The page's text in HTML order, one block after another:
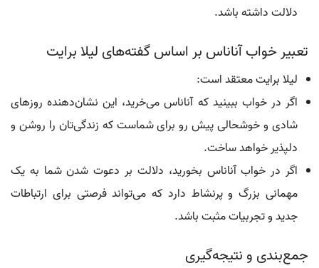
دلالت داشته باشد.
تعبیر خواب آناناس بر اساس گفته‌های لیلا برایت
لیلا برایت معتقد است:
اگر در خواب ببینید که آناناس می‌خرید، این نشان‌دهنده روزهای
شادی و خوشحالی پیش رو برای شماست که زندگی‌تان را روشن و
دلپذیر خواهد ساخت.
اگر در خواب آناناس بخورید، دلالت بر دعوت شدن شما به یک
مهمانی بزرگ و پرنشاط دارد که می‌تواند فرصتی برای ارتباطات
جدید و تجربیات مثبت باشد.
جمع‌بندی و نتیجه‌گیری